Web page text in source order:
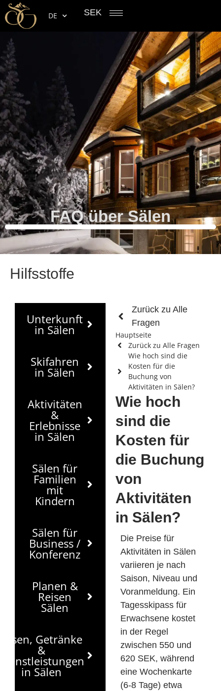
DE SEK
FAQ über Sälen
Hilfsstoffe
Unterkunft
in Sälen
Skifahren
in Sälen
Aktivitäten
&
Erlebnisse
in Sälen
Sälen für
Familien
mit
Kindern
Sälen für
Business /
Konferenz
Planen &
Reisen
Sälen
Essen, Getränke
&
in Sälen
Zurück zu Alle
Fragen
Hauptseite
Zurück zu Alle Fragen
Wie hoch sind die
Kosten für die
Buchung von
Aktivitäten in Sälen?
Wie hoch
sind die
Kosten für
die Buchung
von
Aktivitäten
in Sälen?
Die Preise für
Aktivitäten in Sälen
variieren je nach
Saison, Niveau und
Voranmeldung. Ein
Tagesskipass für
Erwachsene kostet
in der Regel
zwischen 550 und
620 SEK, während
eine Wochenkarte
(6-8 Tage) etwa